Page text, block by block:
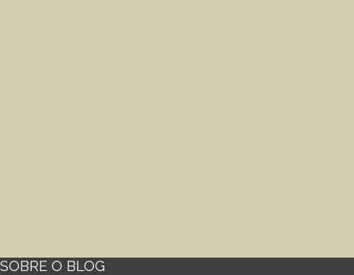
SOBRE O BLOG